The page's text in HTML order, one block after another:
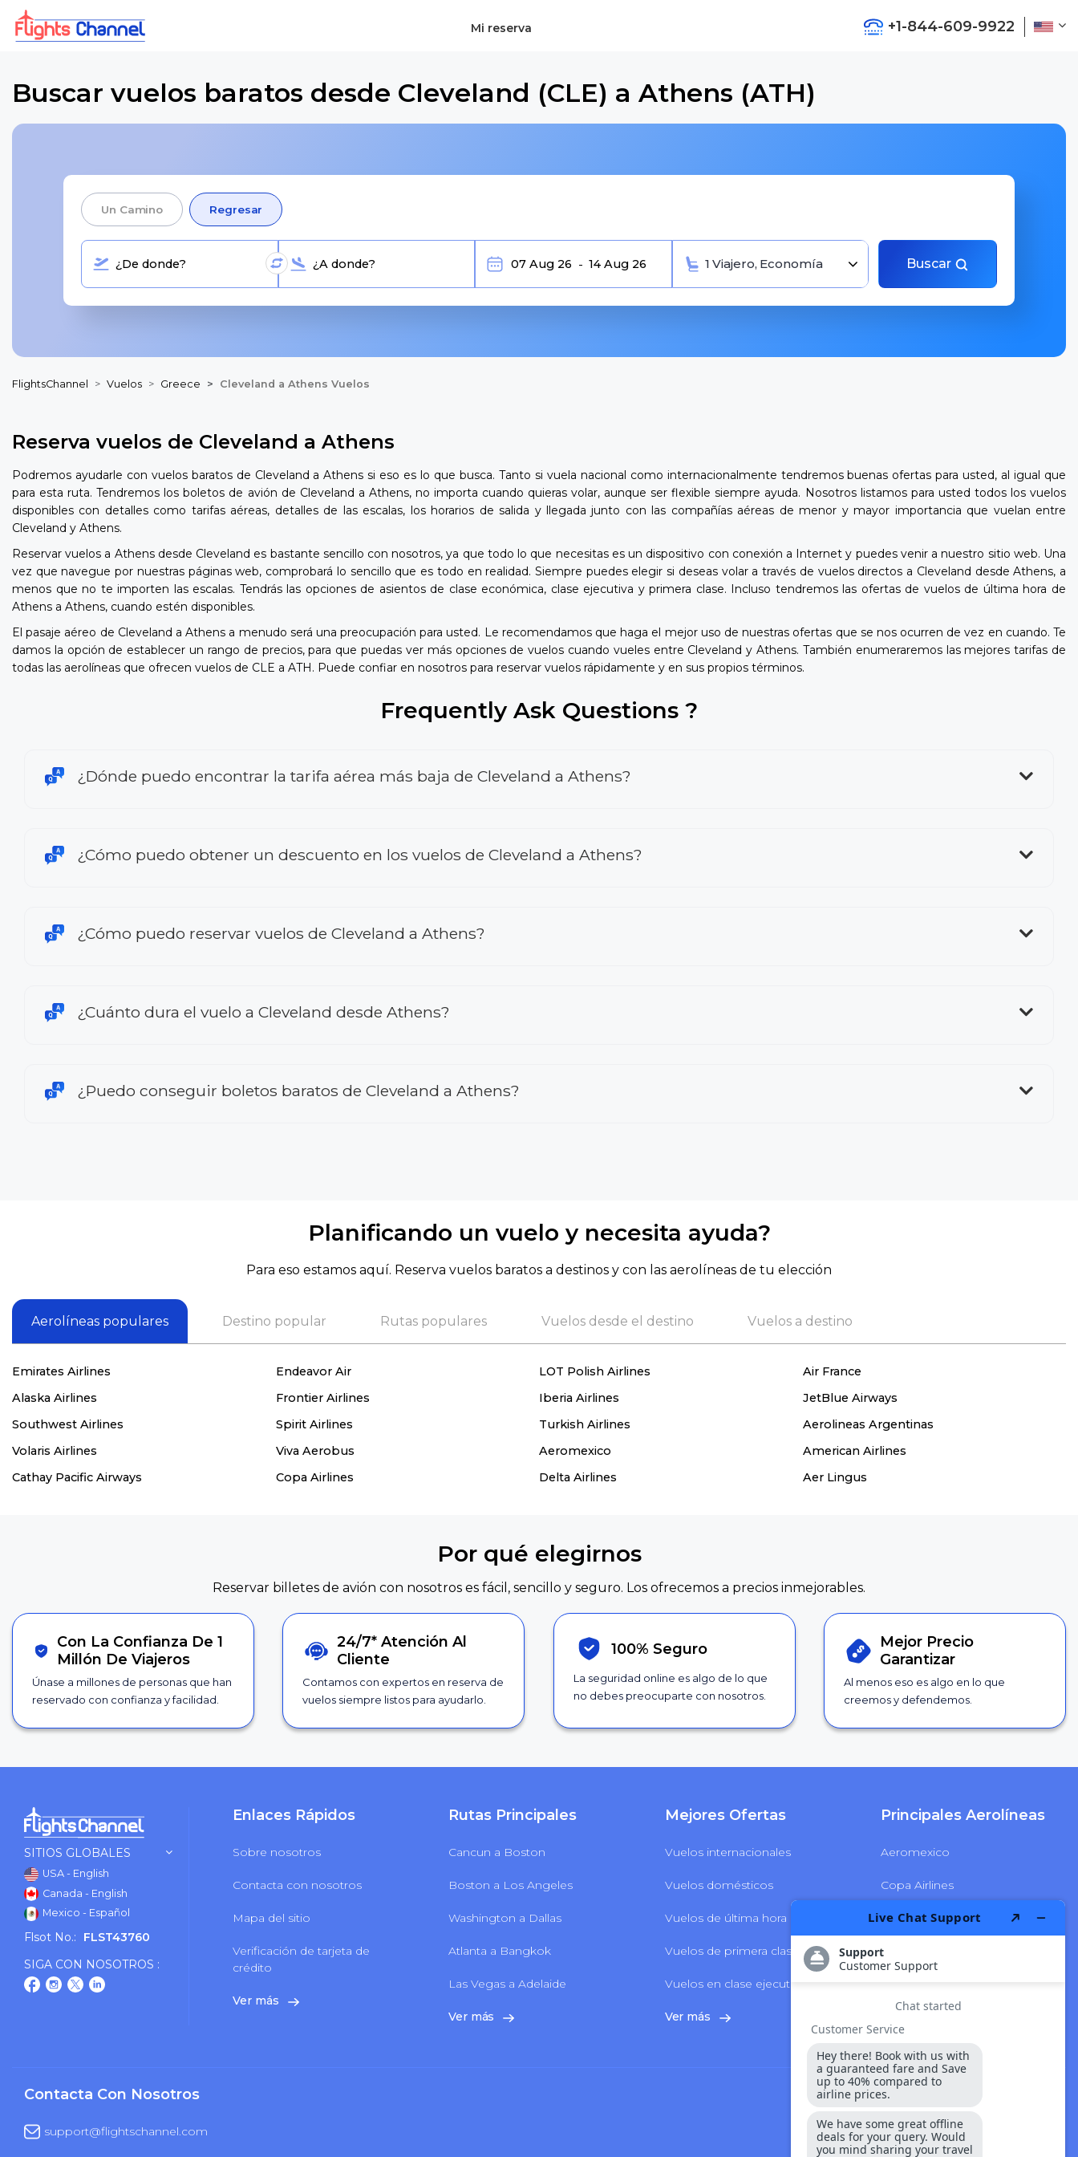
Mi reserva +1-844-609-9922
Buscar vuelos baratos desde Cleveland (CLE) a Athens (ATH)
Un Camino Regresar
1 Viajero, Economía Buscar
FlightsChannel Vuelos Greece Cleveland a Athens Vuelos
Reserva vuelos de Cleveland a Athens
Podremos ayudarle con vuelos baratos de Cleveland a Athens si eso es lo que busca. Tanto si vuela nacional como internacionalmente tendremos buenas ofertas para usted, al igual que
para esta ruta. Tendremos los boletos de avión de Cleveland a Athens, no importa cuando quieras volar, aunque ser flexible siempre ayuda. Nosotros listamos para usted todos los vuelos
disponibles con detalles como tarifas aéreas, detalles de las escalas, los horarios de salida y llegada junto con las compañías aéreas de menor y mayor importancia que vuelan entre
Cleveland y Athens.
Reservar vuelos a Athens desde Cleveland es bastante sencillo con nosotros, ya que todo lo que necesitas es un dispositivo con conexión a Internet y puedes venir a nuestro sitio web. Una
vez que navegue por nuestras páginas web, comprobará lo sencillo que es todo en realidad. Siempre puedes elegir si deseas volar a través de vuelos directos a Cleveland desde Athens, a
menos que no te importen las escalas. Tendrás las opciones de asientos de clase económica, clase ejecutiva y primera clase. Incluso tendremos las ofertas de vuelos de última hora de
Athens a Athens, cuando estén disponibles.
El pasaje aéreo de Cleveland a Athens a menudo será una preocupación para usted. Le recomendamos que haga el mejor uso de nuestras ofertas que se nos ocurren de vez en cuando. Te
damos la opción de establecer un rango de precios, para que puedas ver más opciones de vuelos cuando vueles entre Cleveland y Athens. También enumeraremos las mejores tarifas de
todas las aerolíneas que ofrecen vuelos de CLE a ATH. Puede confiar en nosotros para reservar vuelos rápidamente y en sus propios términos.
Frequently Ask Questions ?
¿Dónde puedo encontrar la tarifa aérea más baja de Cleveland a Athens?
¿Cómo puedo obtener un descuento en los vuelos de Cleveland a Athens?
¿Cómo puedo reservar vuelos de Cleveland a Athens?
¿Cuánto dura el vuelo a Cleveland desde Athens?
¿Puedo conseguir boletos baratos de Cleveland a Athens?
Planificando un vuelo y necesita ayuda?
Para eso estamos aquí. Reserva vuelos baratos a destinos y con las aerolíneas de tu elección
Aerolíneas populares Destino popular Rutas populares Vuelos desde el destino Vuelos a destino
Emirates Airlines Endeavor Air LOT Polish Airlines
Air France
Alaska Airlines
Frontier Airlines Iberia Airlines
JetBlue Airways
Southwest Airlines
Spirit Airlines Turkish Airlines
Aerolineas Argentinas
Volaris Airlines
Viva Aerobus Aeromexico
American Airlines
Cathay Pacific Airways
Copa Airlines Delta Airlines Aer Lingus
Por qué elegirnos
Reservar billetes de avión con nosotros es fácil, sencillo y seguro. Los ofrecemos a precios inmejorables.
Con La Confianza De 1
Millón De Viajeros
Únase a millones de personas que han
reservado con confianza y facilidad.
24/7*Atención Al
Cliente
Contamos con expertos en reserva de
vuelos siempre listos para ayudarlo.
100% Seguro
La seguridad online es algo de lo que
no debes preocuparte con nosotros.
Mejor Precio
Garantizar
Al menos eso es algo en lo que
creemos y defendemos.
SITIOS GLOBALES
USA - English
Canada - English
Mexico - Español
Flsot No.:
FLST43760
SIGA CON NOSOTROS :
Enlaces Rápidos
Sobre nosotros
Contacta con nosotros
Mapa del sitio
Verificación de tarjeta de
crédito
Ver más
Rutas Principales
Cancun a Boston
Boston a Los Angeles
Washington a Dallas
Atlanta a Bangkok
Las Vegas a Adelaide
Ver más
Mejores Ofertas
Vuelos internacionales
Vuelos domésticos
Vuelos de última hora
Vuelos de primera clase
Vuelos en clase ejecutiva
Ver más
Principales Aerolíneas
Aeromexico
Copa Airlines
Delta Airlines
LATAM Airlines
Contacta Con Nosotros
support@flightschannel.com